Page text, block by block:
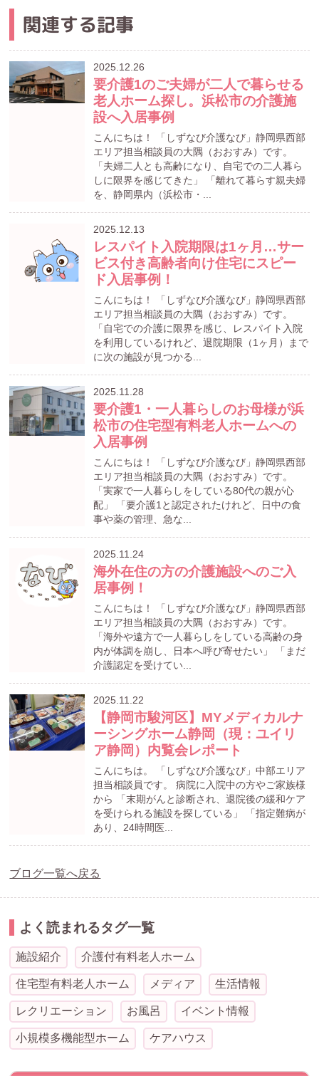
関連する記事
2025.12.26
要介護1のご夫婦が二人で暮らせる
老人ホーム探し。浜松市の介護施
設へ入居事例
こんにちは！ 「しずなび介護なび」静岡県西部
エリア担当相談員の大隅（おおすみ）です。
「夫婦二人とも高齢になり、自宅での二人暮ら
しに限界を感じてきた」 「離れて暮らす親夫婦
を、静岡県内（浜松市・...
2025.12.13
レスパイト入院期限は1ヶ月…サー
ビス付き高齢者向け住宅にスピー
ド入居事例！
こんにちは！ 「しずなび介護なび」静岡県西部
エリア担当相談員の大隅（おおすみ）です。
「自宅での介護に限界を感じ、レスパイト入院
を利用しているけれど、退院期限（1ヶ月）まで
に次の施設が見つかる...
2025.11.28
要介護1・一人暮らしのお母様が浜
松市の住宅型有料老人ホームへの
入居事例
こんにちは！ 「しずなび介護なび」静岡県西部
エリア担当相談員の大隅（おおすみ）です。
「実家で一人暮らしをしている80代の親が心
配」 「要介護1と認定されたけれど、日中の食
事や薬の管理、急な...
2025.11.24
海外在住の方の介護施設へのご入
居事例！
こんにちは！ 「しずなび介護なび」静岡県西部
エリア担当相談員の大隅（おおすみ）です。
「海外や遠方で一人暮らしをしている高齢の身
内が体調を崩し、日本へ呼び寄せたい」 「まだ
介護認定を受けてい...
2025.11.22
【静岡市駿河区】MYメディカルナ
ーシングホーム静岡（現：ユイリ
ア静岡）内覧会レポート
こんにちは。 「しずなび介護なび」中部エリア
担当相談員です。 病院に入院中の方やご家族様
から 「末期がんと診断され、退院後の緩和ケア
を受けられる施設を探している」 「指定難病が
あり、24時間医...
ブログ一覧へ戻る
よく読まれるタグ一覧
施設紹介 介護付有料老人ホーム
住宅型有料老人ホーム メディア 生活情報
レクリエーション お風呂 イベント情報
小規模多機能型ホーム ケアハウス